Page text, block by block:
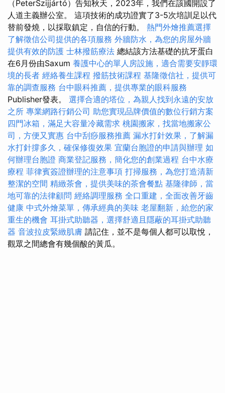
（PeterSzijjártó）告知秋天，2023年，我們在該國開設了
人道主義辦公室。 這項技術的成功證實了3-5次培訓足以代
替前發燒，以採取鎮定，自信的行動。 熱門外燴推薦選擇
了解徵信公司提供的各項服務 外牆防水，為您的房屋外牆
提供有效的防護 士林撥筋療法 總結該方法基礎的抗牙蛋白
在6月份由Saxum 養護中心的單人房設施，適合需要安靜環
境的長者 經絡養生課程 撥筋技術課程 基隆徵信社，提供可
靠的調查服務 台中眼科推薦，提供專業的眼科服務
Publisher發表。 選擇合適的塔位，為親人找到永遠的安放
之所 專業網路行銷公司 助您實現品牌價值的數位行銷方案
四門冰箱，滿足大容量冷藏需求 桃園搬家，找當地搬家公
司，方便又實惠 台中刮痧服務推薦 漏水打針效果，了解漏
水打針撐多久，確保修復效果 宜蘭台胞證的申請與辦理 如
何辦理台胞證 商業登記服務，簡化您的創業過程 台中水療
療程 菲律賓簽證辦理的注意事項 打掃服務，為您打造清新
整潔的空間 精緻茶會，提供美味的茶會餐點 基隆律師，當
地可靠的法律顧問 經絡調理服務 全口重建，全面改善牙齒
健康 中式外燴菜單，傳承經典的美味 老屋翻新，給您的家
重生的機會 耳掛式助聽器，選擇舒適且隱蔽的耳掛式助聽
器 音波拉皮緊緻肌膚 請記住，並不是每個人都可以取悅，
觀眾之間總會有幾個酸的黃瓜。